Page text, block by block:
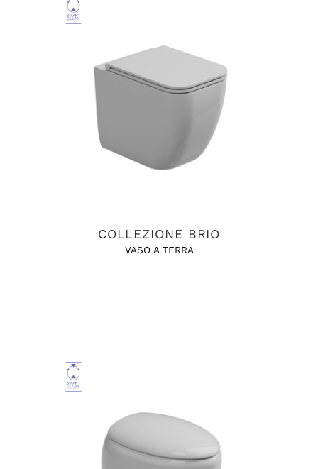
COLLEZIONE BRIO
VASO A TERRA